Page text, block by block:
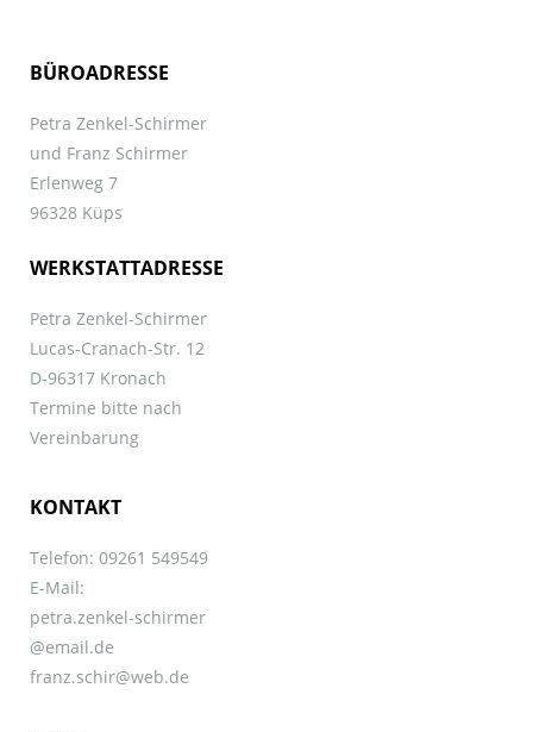
BÜROADRESSE
Petra Zenkel-Schirmer
und Franz Schirmer
Erlenweg 7
96328 Küps
WERKSTATTADRESSE
Petra Zenkel-Schirmer
Lucas-Cranach-Str. 12
D-96317 Kronach
Termine bitte nach
Vereinbarung
KONTAKT
Telefon: 09261 549549
E-Mail:
petra.zenkel-schirmer
@email.de
franz.schir@web.de